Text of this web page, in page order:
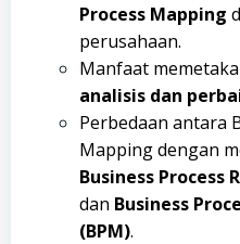
Process Mapping
perusahaan.
Manfaat
analisis dan
Perbedaan antara
Mapping dengan
Business Process
dan Business
(BPM).